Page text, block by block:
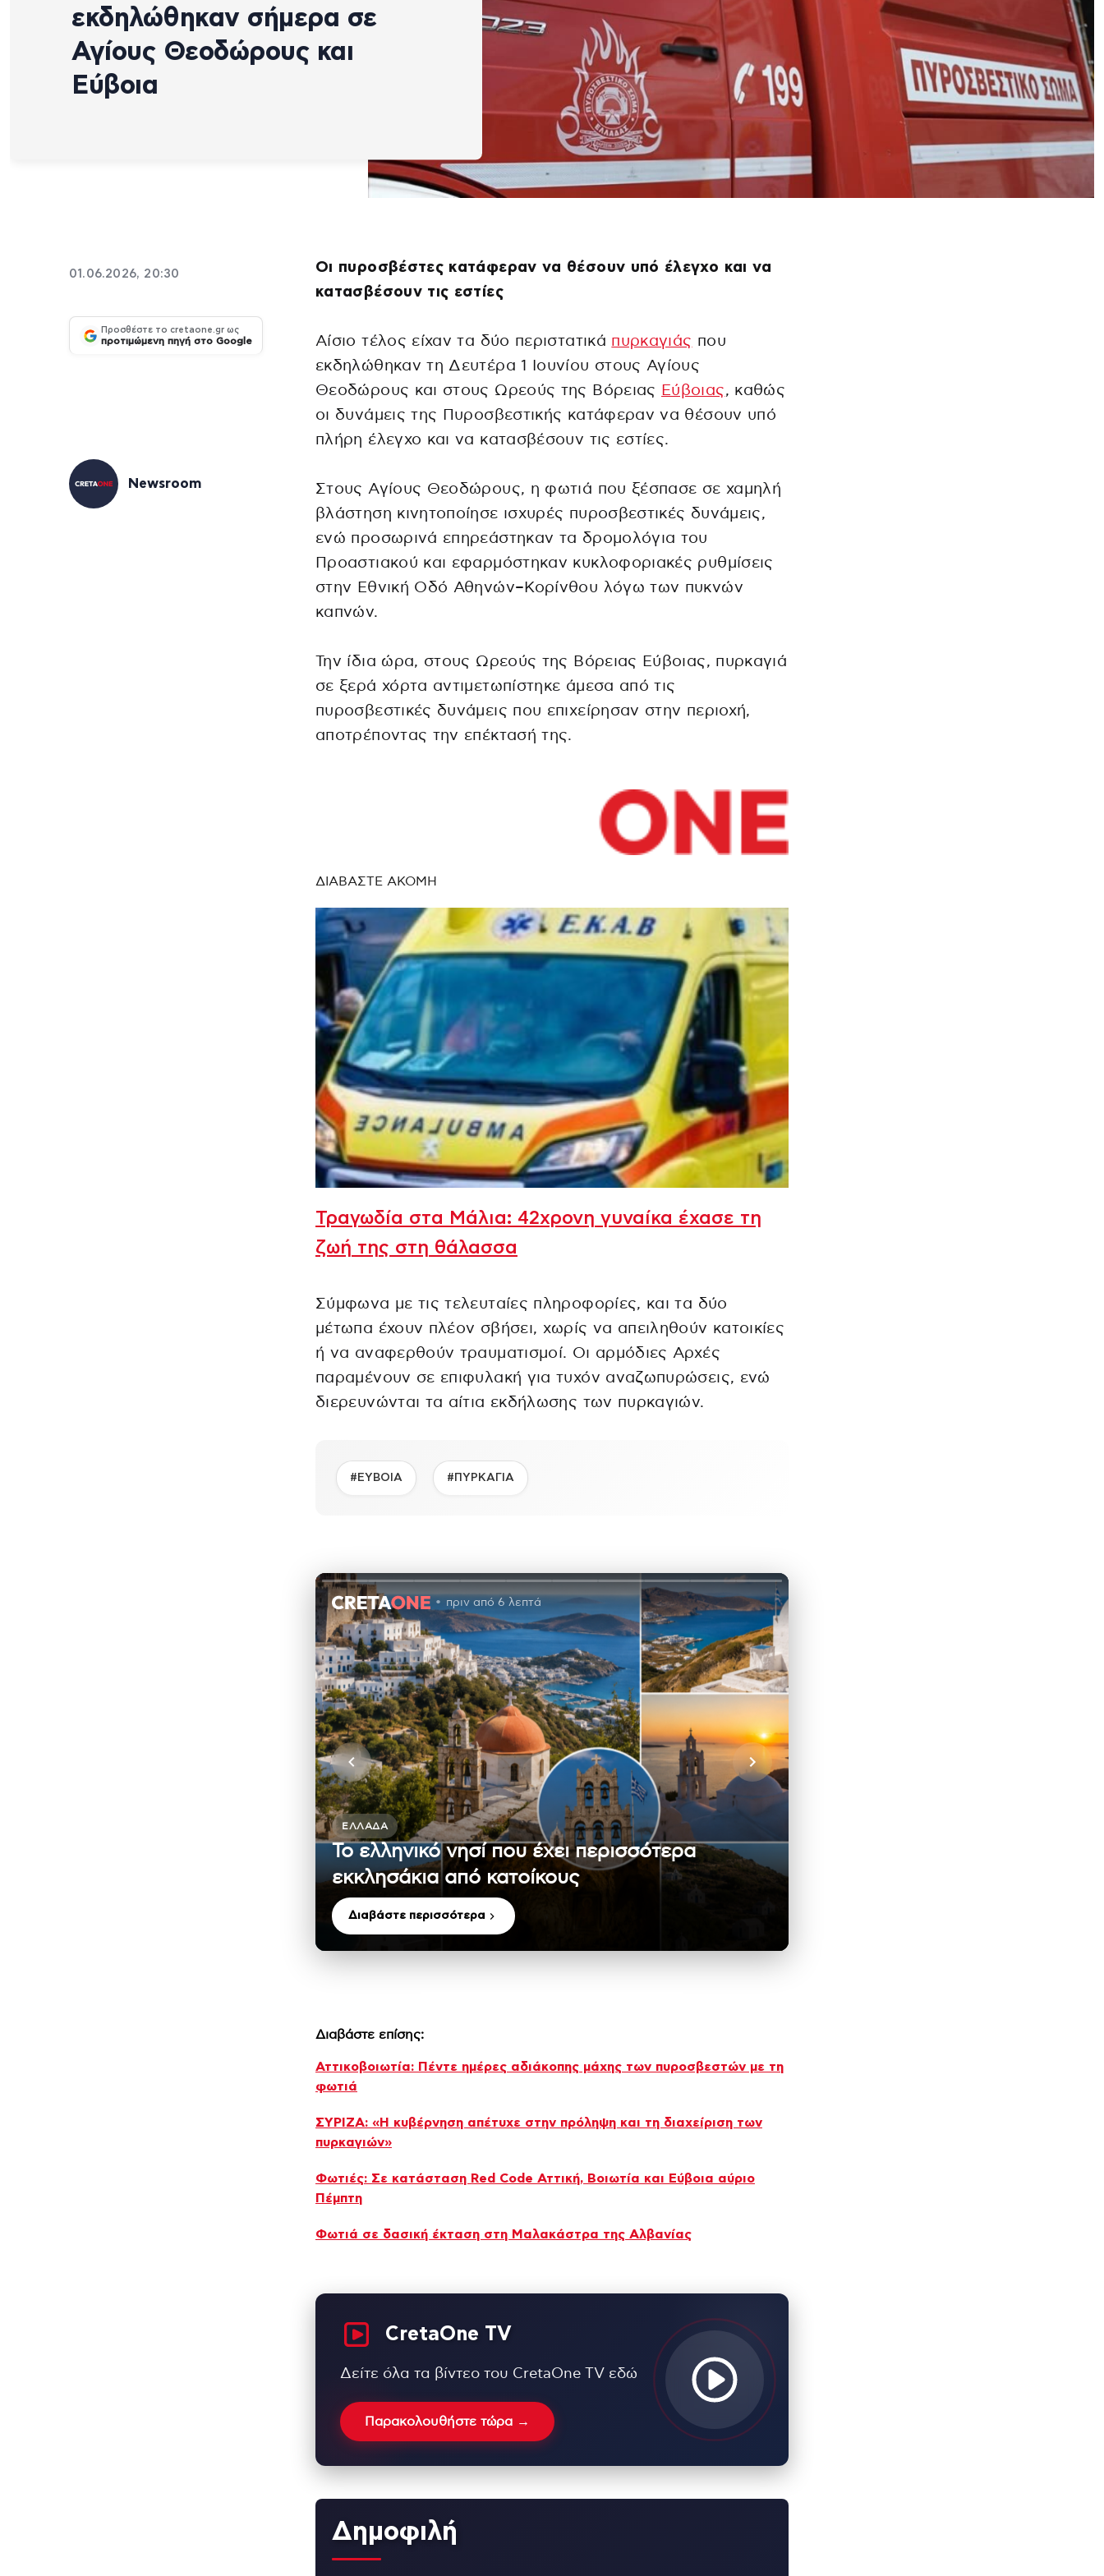
εκδηλώθηκαν σήμερα σε
Αγίους Θεοδώρους και
Εύβοια
01.06.2026, 20:30
Προσθέστε το cretaone.gr ως
προτιμώμενη πηγή στο Google
Newsroom
Οι πυροσβέστες κατάφεραν να θέσουν υπό έλεγχο και να
κατασβέσουν τις εστίες
Αίσιο τέλος είχαν τα δύο περιστατικά πυρκαγιάς που
εκδηλώθηκαν τη Δευτέρα 1 Ιουνίου στους Αγίους
Θεοδώρους και στους Ωρεούς της Βόρειας Εύβοιας, καθώς
οι δυνάμεις της Πυροσβεστικής κατάφεραν να θέσουν υπό
πλήρη έλεγχο και να κατασβέσουν τις εστίες.
Στους Αγίους Θεοδώρους, η φωτιά που ξέσπασε σε χαμηλή
βλάστηση κινητοποίησε ισχυρές πυροσβεστικές δυνάμεις,
ενώ προσωρινά επηρεάστηκαν τα δρομολόγια του
Προαστιακού και εφαρμόστηκαν κυκλοφοριακές ρυθμίσεις
στην Εθνική Οδό Αθηνών–Κορίνθου λόγω των πυκνών
καπνών.
Την ίδια ώρα, στους Ωρεούς της Βόρειας Εύβοιας, πυρκαγιά
σε ξερά χόρτα αντιμετωπίστηκε άμεσα από τις
πυροσβεστικές δυνάμεις που επιχείρησαν στην περιοχή,
αποτρέποντας την επέκτασή της.
ΔΙΑΒΑΣΤΕ ΑΚΟΜΗ
Τραγωδία στα Μάλια: 42χρονη γυναίκα έχασε τη
ζωή της στη θάλασσα
Σύμφωνα με τις τελευταίες πληροφορίες, και τα δύο
μέτωπα έχουν πλέον σβήσει, χωρίς να απειληθούν κατοικίες
ή να αναφερθούν τραυματισμοί. Οι αρμόδιες Αρχές
παραμένουν σε επιφυλακή για τυχόν αναζωπυρώσεις, ενώ
διερευνώνται τα αίτια εκδήλωσης των πυρκαγιών.
#ΕΥΒΟΙΑ #ΠΥΡΚΑΓΙΑ
πριν από 6 λεπτά
ΕΛΛΆΔΑ
Το ελληνικό νησί που έχει περισσότερα
εκκλησάκια από κατοίκους
Διαβάστε περισσότερα
Διαβάστε επίσης:
Αττικοβοιωτία: Πέντε ημέρες αδιάκοπης μάχης των πυροσβεστών με τη
φωτιά
ΣΥΡΙΖΑ: «Η κυβέρνηση απέτυχε στην πρόληψη και τη διαχείριση των
πυρκαγιών»
Φωτιές: Σε κατάσταση Red Code Αττική, Βοιωτία και Εύβοια αύριο
Πέμπτη
Φωτιά σε δασική έκταση στη Μαλακάστρα της Αλβανίας
CretaOne TV
Δείτε όλα τα βίντεο του CretaOne TV εδώ
Παρακολουθήστε τώρα →
Δημοφιλή